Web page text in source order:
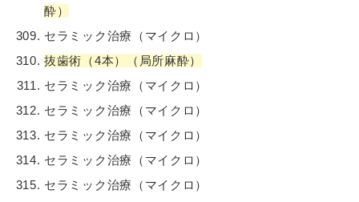
酔）
セラミック治療（マイクロ）
抜歯術（4本）（局所麻酔）
セラミック治療（マイクロ）
セラミック治療（マイクロ）
セラミック治療（マイクロ）
セラミック治療（マイクロ）
セラミック治療（マイクロ）